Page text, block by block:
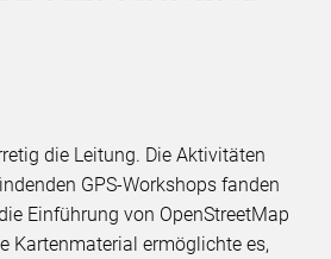
die Leitung. Die Aktivitäten
GPS-Workshops fanden
Einführung von OpenStreetMap
Kartenmaterial ermöglichte es,